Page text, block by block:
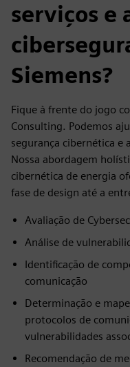
serviços e
Siemens?
Fique à frente do jogo
Consulting. Podemos
segurança cibernética e
Nossa abordagem
cibernética de energia
fase de design até a
Avaliação de
Análise de
Identificação de
comunicação
Determinação e
protocolos de
vulnerabilidades
Recomendação de